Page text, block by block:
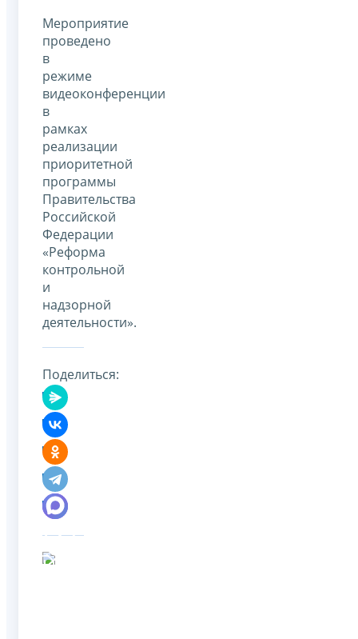
Мероприятие
проведено
в
режиме
видеоконференции
в
рамках
реализации
приоритетной
программы
Правительства
Российской
Федерации
«Реформа
контрольной
и
надзорной
деятельности».
Поделиться: